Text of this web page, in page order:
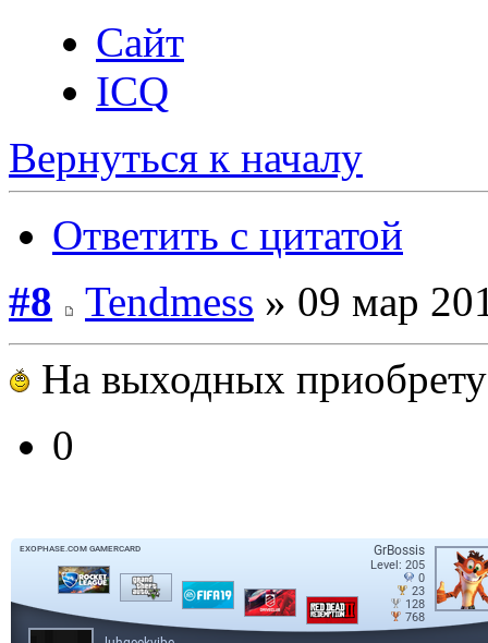
Сайт
ICQ
Вернуться к началу
Ответить с цитатой
#8
Tendmess » 09 мар
На выходных
0